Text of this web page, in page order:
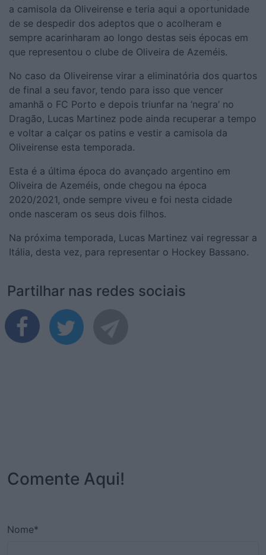
a camisola da Oliveirense e teria aqui a oportunidade
de se despedir dos adeptos que o acolheram e
sempre acarinharam ao longo destas seis épocas em
que representou o clube de Oliveira de Azeméis.
No caso da Oliveirense virar a eliminatória dos quartos
de final a seu favor, tendo para isso que vencer
amanhã o FC Porto e depois triunfar na ‘negra’ no
Dragão, Lucas Martinez pode ainda recuperar a tempo
e voltar a calçar os patins e vestir a camisola da
Oliveirense esta temporada.
Esta é a última época do avançado argentino em
Oliveira de Azeméis, onde chegou na época
2020/2021, onde sempre viveu e foi nesta cidade
onde nasceram os seus dois filhos.
Na próxima temporada, Lucas Martinez vai regressar a
Itália, desta vez, para representar o Hockey Bassano.
Partilhar nas redes sociais
Comente Aqui!
Nome*